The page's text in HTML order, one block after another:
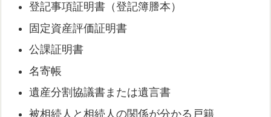
登記事項証明書（登記簿謄本）
固定資産評価証明書
公課証明書
名寄帳
遺産分割協議書または遺言書
被相続人と相続人の関係が分かる戸籍